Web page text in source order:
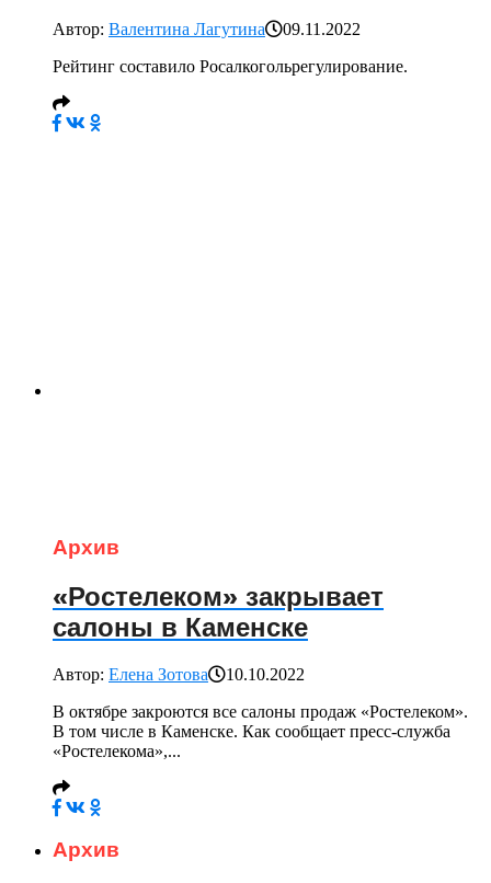
Автор: Валентина Лагутина
09.11.2022
Рейтинг составило Росалкогольрегулирование.
Архив
«Ростелеком» закрывает
салоны в Каменске
Автор: Елена Зотова
10.10.2022
В октябре закроются все салоны продаж «Ростелеком».
В том числе в Каменске. Как сообщает пресс-служба
«Ростелекома»,...
Архив